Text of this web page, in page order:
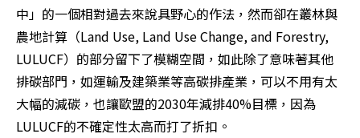
中」的一個相對過去來說具野心的作法，然而卻在叢林與
農地計算（Land Use, Land Use Change, and Forestry,
LULUCF）的部分留下了模糊空間，如此除了意味著其他
排碳部門，如運輸及建築業等高碳排產業，可以不用有太
大幅的減碳，也讓歐盟的2030年減排40%目標，因為
LULUCF的不確定性太高而打了折扣。